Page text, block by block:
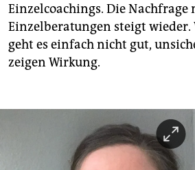
Einzelcoachings. Die Nachfrage
Einzelberatungen steigt wieder.
geht es einfach nicht gut,
zeigen Wirkung.